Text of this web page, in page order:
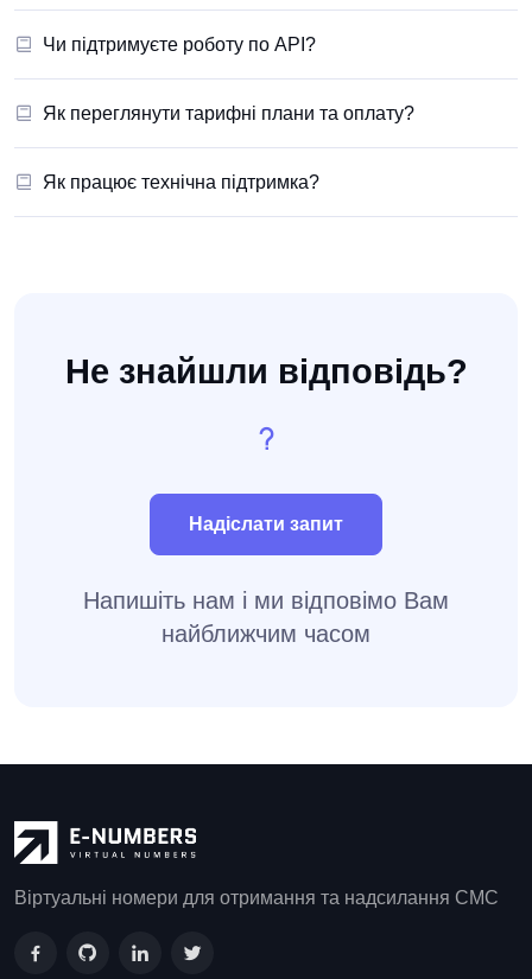
Чи підтримуєте роботу по API?
Як переглянути тарифні плани та оплату?
Як працює технічна підтримка?
Не знайшли відповідь?
Надіслати запит
Напишіть нам і ми відповімо Вам
найближчим часом
Віртуальні номери для отримання та надсилання СМС